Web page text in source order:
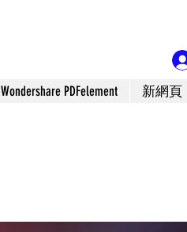
Wondershare PDFelement 新網頁